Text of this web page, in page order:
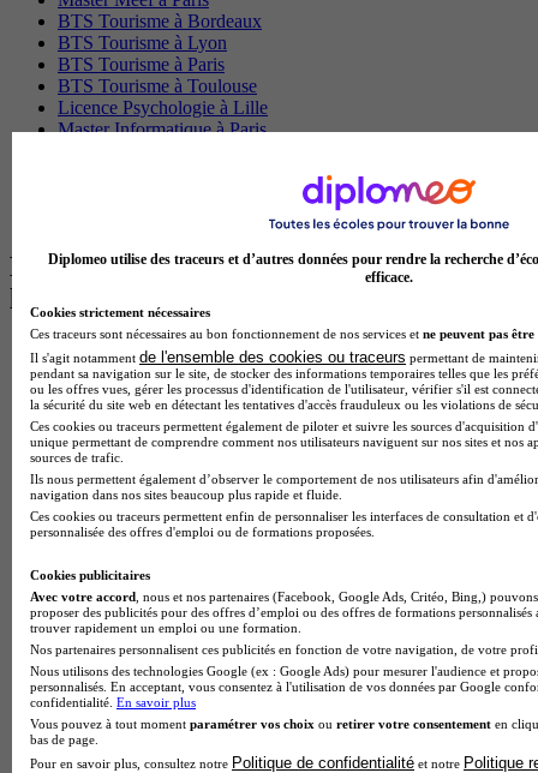
BTS Tourisme à Bordeaux
BTS Tourisme à Lyon
BTS Tourisme à Paris
BTS Tourisme à Toulouse
Licence Psychologie à Lille
Master Informatique à Paris
Les intitulés de diplôme par alternance
les plus recherchés
BTS Esf en alternance
BTS Dietetique en alternance
BTS Mco en alternance
BTS Pi en alternance
BTS Sp3s en alternance
Master CCA en alternance
BTS Ndrc en alternance
BTS Sam en alternance
Cap Fleuriste en alternance
BTS Sio en alternance
MSc Marketing Digital en alternance
BTS Gpme en alternance
Cap Electricien en alternance
BTS Gpn en alternance
BTS Domotique en alternance
BAC Pro Agora en alternance
BTS Sta en alternance
BTS Iris en alternance
BTS Tpl en alternance
BTS Ati en alternance
Diplomeo utilise des traceurs et d’autres données pour rendre la recherche
efficace.
Cookies strictement nécessaires
Ces traceurs sont nécessaires au bon fonctionnement de nos services et ne peuvent pas être
Il s'agit notamment de l'ensemble des cookies ou traceurs permettant de
pendant sa navigation sur le site, de stocker des informations temporaires telles que les
ou les offres vues, gérer les processus d'identification de l'utilisateur, vérifier s'il est
la sécurité du site web en détectant les tentatives d'accès frauduleux ou les violations de
Ces cookies ou traceurs permettent également de piloter et suivre les sources d'acquisition
unique permettant de comprendre comment nos utilisateurs naviguent sur nos sites et nos
sources de trafic.
Ils nous permettent également d’observer le comportement de nos utilisateurs afin
navigation dans nos sites beaucoup plus rapide et fluide.
Ces cookies ou traceurs permettent enfin de personnaliser les interfaces de consultation et
personnalisée des offres d'emploi ou de formations proposées.
Cookies publicitaires
Avec votre accord , nous et nos partenaires (Facebook, Google Ads, Critéo, Bing,)
proposer des publicités pour des offres d’emploi ou des offres de formations
trouver rapidement un emploi ou une formation.
Nos partenaires personnalisent ces publicités en fonction de votre navigation, de votre
Nous utilisons des technologies Google (ex : Google Ads) pour mesurer l'audience et
personnalisés. En acceptant, vous consentez à l'utilisation de vos données par Google
confidentialité. En savoir plus
Vous pouvez à tout moment paramétrer vos choix ou retirer votre consentement en
bas de page.
Pour en savoir plus, consultez notre Politique de confidentialité et notre Politique